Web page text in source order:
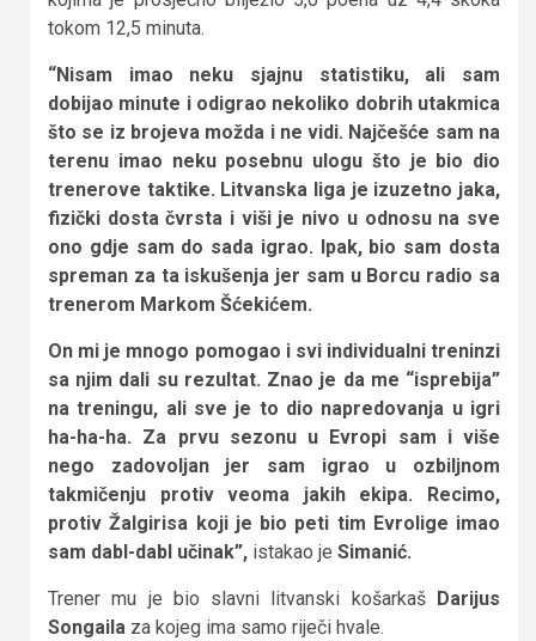
tokom 12,5 minuta.
“Nisam imao neku sjajnu statistiku, ali sam
dobijao minute i odigrao nekoliko dobrih utakmica
što se iz brojeva možda i ne vidi. Najčešće sam na
terenu imao neku posebnu ulogu što je bio dio
trenerove taktike. Litvanska liga je izuzetno jaka,
fizički dosta čvrsta i viši je nivo u odnosu na sve
ono gdje sam do sada igrao. Ipak, bio sam dosta
spreman za ta iskušenja jer sam u Borcu radio sa
trenerom Markom Šćekićem.
On mi je mnogo pomogao i svi individualni treninzi
sa njim dali su rezultat. Znao je da me “isprebija”
na treningu, ali sve je to dio napredovanja u igri
ha-ha-ha. Za prvu sezonu u Evropi sam i više
nego zadovoljan jer sam igrao u ozbiljnom
takmičenju protiv veoma jakih ekipa. Recimo,
protiv Žalgirisa koji je bio peti tim Evrolige imao
sam dabl-dabl učinak”, istakao je Simanić.
Trener mu je bio slavni litvanski košarkaš Darijus
Songaila za kojeg ima samo riječi hvale.